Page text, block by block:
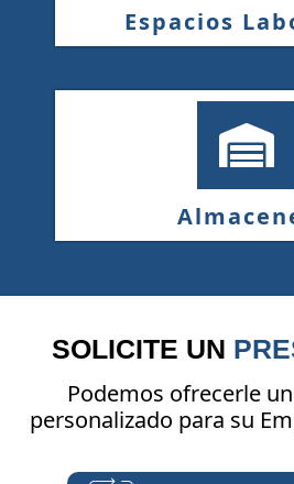
Espacios
SOLICITE UN
Podemos ofrecerle
personalizado para su